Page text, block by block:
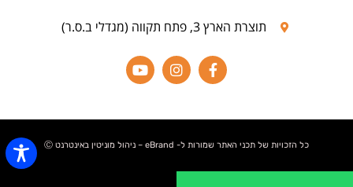
תוצרת הארץ 3, פתח תקווה (מגדלי ב.ס.ר)
כל הזכויות של תכני האתר שמורות ל- eBrand – ניהול מוניטין באינטרנט Ⓒ